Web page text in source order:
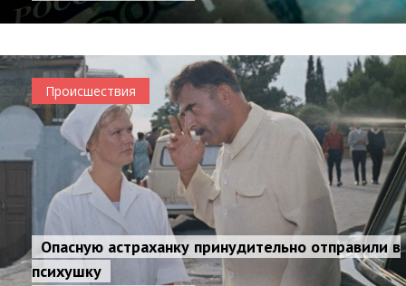
Происшествия
Опасную астраханку принудительно отправили в
психушку